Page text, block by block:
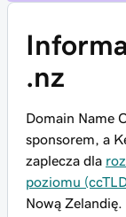
.nz
Domain Name
sponsorem, a
zaplecza dla
poziomu
Nową Zelandię.